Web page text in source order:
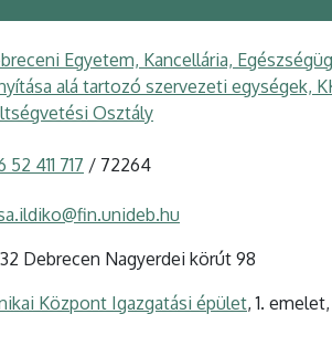
Egyetem, Kancellária,
alá tartozó szervezeti egységek,
Osztály
52 411 717 / 72264
Debrecen Nagyerdei körút 98
Központ Igazgatási épület, 1.